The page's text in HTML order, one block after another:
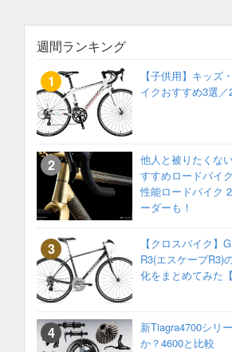
週間ランキング
【子供用】キッズ
イクおすすめ3選
他人と被りたくな
すすめロードバイ
性能ロードバイク
ーダーも！
【クロスバイク】
R3(エスケープR3)
化をまとめてみた
新Tiagra4700シリ
か？4600と比較